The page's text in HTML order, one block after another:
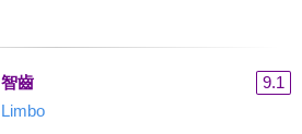
智齒
9.1
Limbo